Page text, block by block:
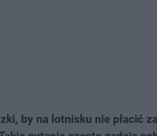
by na lotnisku nie płacić